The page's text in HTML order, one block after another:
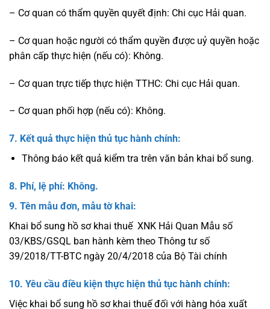
– Cơ quan có thẩm quyền quyết định: Chi cục Hải quan.
– Cơ quan hoặc người có thẩm quyền được uỷ quyền hoặc
phân cấp thực hiện (nếu có): Không.
– Cơ quan trực tiếp thực hiện TTHC: Chi cục Hải quan.
– Cơ quan phối hợp (nếu có): Không.
7. Kết quả thực hiện thủ tục hành chính:
Thông báo kết quả kiểm tra trên văn bản khai bổ sung.
8. Phí, lệ phí: Không.
9. Tên mẫu đơn, mẫu tờ khai:
Khai bổ sung hồ sơ khai thuế XNK Hải Quan Mẫu số
03/KBS/GSQL ban hành kèm theo Thông tư số
39/2018/TT-BTC ngày 20/4/2018 của Bộ Tài chính
10. Yêu cầu điều kiện thực hiện thủ tục hành chính:
Việc khai bổ sung hồ sơ khai thuế đối với hàng hóa xuất